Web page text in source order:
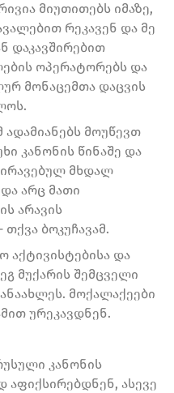
მიუთითებს იმაზე,
რეკავენ და მე
დაკავშირებით
ოპერატორებს და
მონაცემთა დაცვის
მოუწევთ
კანონის წინაშე და
მხდალ
არც მათი
არავის
ბოკუჩავამ.
აქტივისტებისა და
მუქარის შემცველი
მოქალაქეები
ურეკავდნენ.
კანონის
აფიქსირებდნენ, ასევე